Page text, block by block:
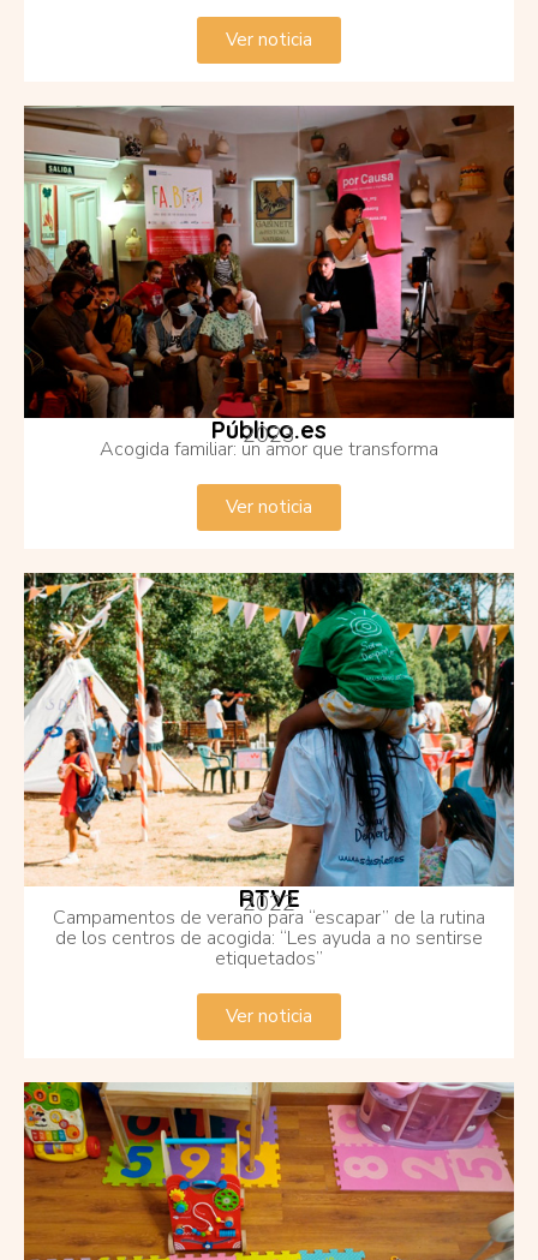
Ver noticia
Público.es
2023
Acogida familiar: un amor que transforma
Ver noticia
RTVE
2022
Campamentos de verano para “escapar” de la rutina
de los centros de acogida: “Les ayuda a no sentirse
etiquetados”
Ver noticia